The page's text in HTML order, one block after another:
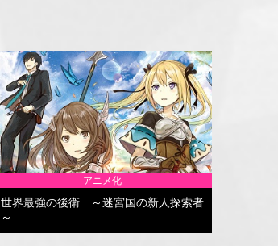
アニメ化
世界最強の後衛 ～迷宮国の新人探索者
～